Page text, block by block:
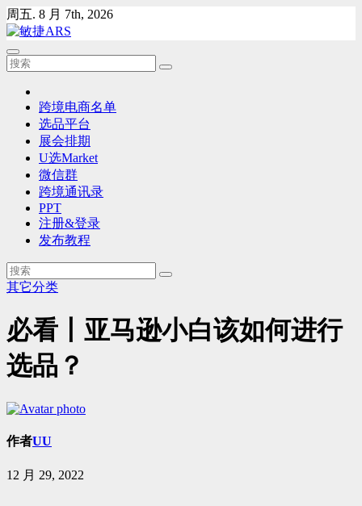
Skip
to
content
周五. 8 月 7th, 2026
跨境电商名单
选品平台
展会排期
U选Market
微信群
跨境通讯录
PPT
注册&登录
发布教程
其它分类
必看丨亚马逊小白该如何进行
选品？
作者UU
12 月 29, 2022